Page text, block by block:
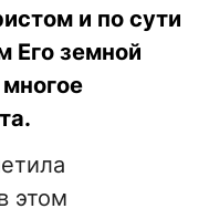
и по сути
Его земной
этом